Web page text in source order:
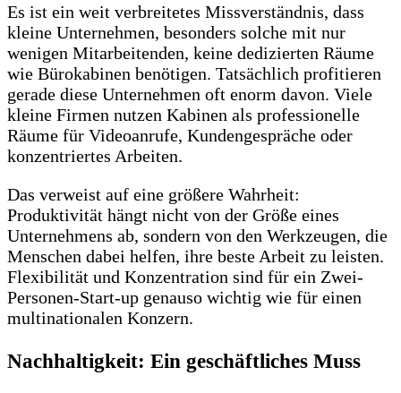
Es ist ein weit verbreitetes Missverständnis, dass
kleine Unternehmen, besonders solche mit nur
wenigen Mitarbeitenden, keine dedizierten Räume
wie Bürokabinen benötigen. Tatsächlich profitieren
gerade diese Unternehmen oft enorm davon. Viele
kleine Firmen nutzen Kabinen als professionelle
Räume für Videoanrufe, Kundengespräche oder
konzentriertes Arbeiten.
Das verweist auf eine größere Wahrheit:
Produktivität hängt nicht von der Größe eines
Unternehmens ab, sondern von den Werkzeugen, die
Menschen dabei helfen, ihre beste Arbeit zu leisten.
Flexibilität und Konzentration sind für ein Zwei-
Personen-Start-up genauso wichtig wie für einen
multinationalen Konzern.
Nachhaltigkeit: Ein geschäftliches Muss